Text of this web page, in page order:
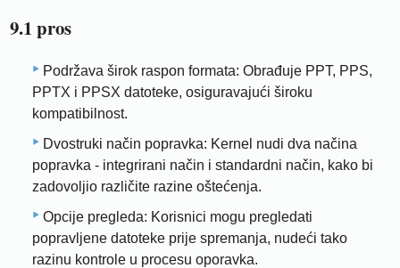
9.1 pros
Podržava širok raspon formata: Obrađuje PPT, PPS,
PPTX i PPSX datoteke, osiguravajući široku
kompatibilnost.
Dvostruki način popravka: Kernel nudi dva načina
popravka - integrirani način i standardni način, kako bi
zadovoljio različite razine oštećenja.
Opcije pregleda: Korisnici mogu pregledati
popravljene datoteke prije spremanja, nudeći tako
razinu kontrole u procesu oporavka.